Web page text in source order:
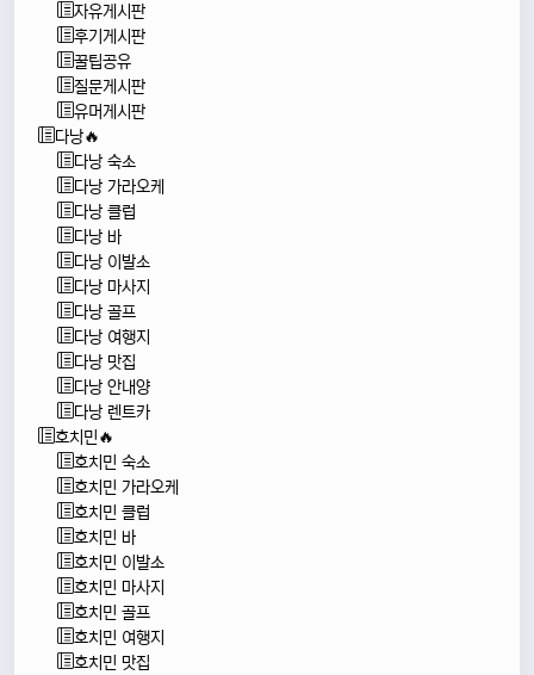
자유게시판
후기게시판
꿀팁공유
질문게시판
유머게시판
다낭🔥
다낭 숙소
다낭 가라오케
다낭 클럽
다낭 바
다낭 이발소
다낭 마사지
다낭 골프
다낭 여행지
다낭 맛집
다낭 안내양
다낭 렌트카
호치민🔥
호치민 숙소
호치민 가라오케
호치민 클럽
호치민 바
호치민 이발소
호치민 마사지
호치민 골프
호치민 여행지
호치민 맛집